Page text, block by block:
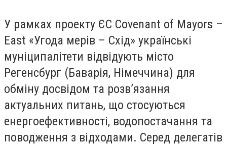
У рамках проекту ЄС Covenant of Mayors –
East «Угода мерів – Схід» українські
муніципалітети відвідують місто
Регенсбург (Баварія, Німеччина) для
обміну досвідом та розв’язання
актуальних питань, що стосуються
енергоефективності, водопостачання та
поводження з відходами. Серед делегатів